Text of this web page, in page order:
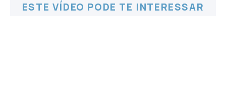
ESTE VÍDEO PODE TE INTERESSAR